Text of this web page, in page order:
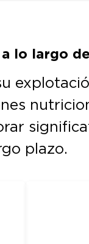
lo largo
plazo.